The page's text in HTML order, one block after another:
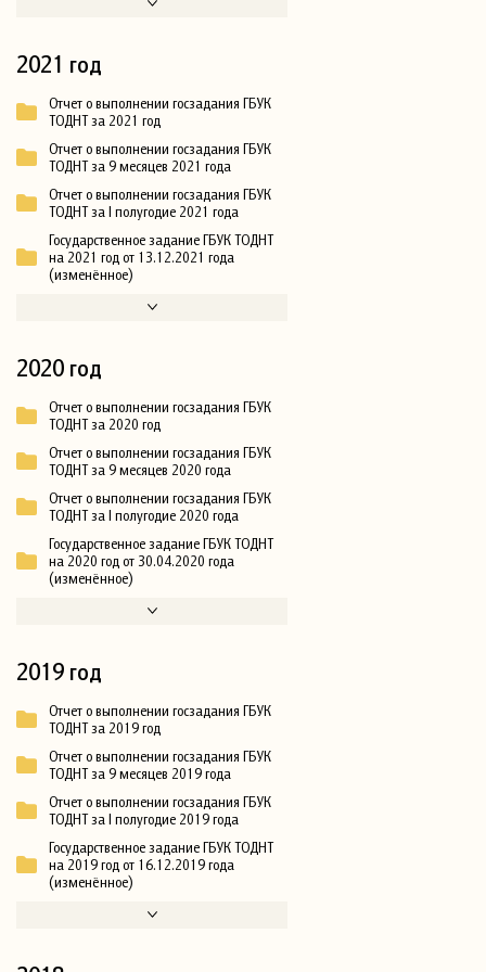
2021 год
Отчет о выполнении госзадания ГБУК
ТОДНТ за 2021 год
Отчет о выполнении госзадания ГБУК
ТОДНТ за 9 месяцев 2021 года
Отчет о выполнении госзадания ГБУК
ТОДНТ за I полугодие 2021 года
Государственное задание ГБУК ТОДНТ
на 2021 год от 13.12.2021 года
(изменённое)
2020 год
Отчет о выполнении госзадания ГБУК
ТОДНТ за 2020 год
Отчет о выполнении госзадания ГБУК
ТОДНТ за 9 месяцев 2020 года
Отчет о выполнении госзадания ГБУК
ТОДНТ за I полугодие 2020 года
Государственное задание ГБУК ТОДНТ
на 2020 год от 30.04.2020 года
(изменённое)
2019 год
Отчет о выполнении госзадания ГБУК
ТОДНТ за 2019 год
Отчет о выполнении госзадания ГБУК
ТОДНТ за 9 месяцев 2019 года
Отчет о выполнении госзадания ГБУК
ТОДНТ за I полугодие 2019 года
Государственное задание ГБУК ТОДНТ
на 2019 год от 16.12.2019 года
(изменённое)